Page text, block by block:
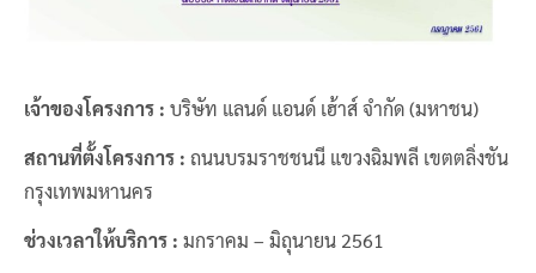
เจ้าของโครงการ : บริษัท แลนด์ แอนด์ เฮ้าส์ จำกัด (มหาชน)
สถานที่ตั้งโครงการ : ถนนบรมราชชนนี แขวงฉิมพลี เขตตลิ่งชัน
กรุงเทพมหานคร
ช่วงเวลาให้บริการ : มกราคม – มิถุนายน 2561